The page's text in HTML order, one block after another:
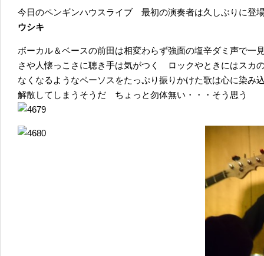
今日のペンギンハウスライブ 最初の演奏者は久しぶりに登
ウシキ
ボーカル＆ベースの前田は相変わらず強面の塩辛ダミ声で一
さや人懐っこさに聴き手は気がつく ロックやときにはスカ
なくなるようなペーソスをたっぷり振りかけた歌は心に染
解散してしまうそうだ ちょっと勿体無い・・・そう思う